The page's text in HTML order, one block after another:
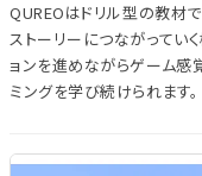
QUREOはドリル型の教材
ストーリーにつながってい
ョンを進めながらゲーム感
ミングを学び続けられます。